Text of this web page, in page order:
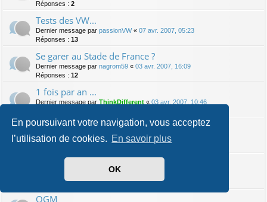
En poursuivant votre navigation, vous acceptez
l’utilisation de cookies. En savoir plus
OK
Réponses : 2
Tests des VW...
Dernier message par passionVW« 07 avr. 2007, 05:23
Réponses : 13
Se garer au Stade de France ?
Dernier message par nagrom59 « 03 avr. 2007, 16:09
Réponses : 12
1 fois par an ...
Dernier message par ThinkDifferent « 03 avr. 2007, 10:46
moteur de tondeuse a gazon !! HELP
Dernier message parrfr
01 avr. 2007, 23:10
TP bloqué
Vindel«
Réponses :17
OGM